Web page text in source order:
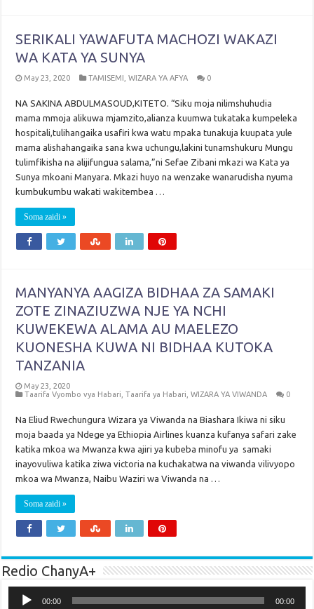
SERIKALI YAWAFUTA MACHOZI WAKAZI
WA KATA YA SUNYA
May 23, 2020 TAMISEMI ,WIZARA YA AFYA 0
NA SAKINA ABDULMASOUD,KITETO. “Siku moja nilimshuhudia
mama mmoja alikuwa mjamzito,alianza kuumwa tukataka kumpeleka
hospitali,tulihangaika usafiri kwa watu mpaka tunakuja kuupata yule
mama alishahangaika sana kwa uchungu,lakini tunamshukuru Mungu
tulimfikisha na alijifungua salama,”ni Sefae Zibani mkazi wa Kata ya
Sunya mkoani Manyara. Mkazi huyo na wenzake wanarudisha nyuma
kumbukumbu wakati wakitembea …
Soma zaidi »
MANYANYA AAGIZA BIDHAA ZA SAMAKI
ZOTE ZINAZIUZWA NJE YA NCHI
KUWEKEWA ALAMA AU MAELEZO
KUONESHA KUWA NI BIDHAA KUTOKA
TANZANIA
May 23, 2020
Taarifa Vyombo vya Habari ,Taarifa ya Habari ,WIZARA YA VIWANDA 0
Na Eliud Rwechungura Wizara ya Viwanda na Biashara Ikiwa ni siku
moja baada ya Ndege ya Ethiopia Airlines kuanza kufanya safari zake
katika mkoa wa Mwanza kwa ajiri ya kubeba minofu ya samaki
inayovuliwa katika ziwa victoria na kuchakatwa na viwanda vilivyopo
mkoa wa Mwanza, Naibu Waziri wa Viwanda na …
Soma zaidi »
Redio ChanyA+
Player
00:00 00:00